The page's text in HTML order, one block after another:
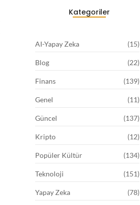
Kategoriler
AI-Yapay Zeka (15)
Blog (22)
Finans (139)
Genel (11)
Güncel (137)
Kripto (12)
Popüler Kültür (134)
Teknoloji (151)
Yapay Zeka (78)